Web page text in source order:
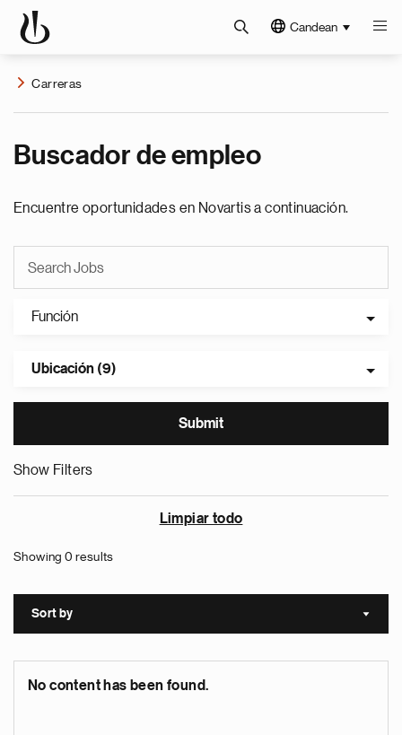
Candean
Carreras
Buscador de empleo
Encuentre oportunidades en Novartis a continuación.
Función
Ubicación (9)
Show Filters
Limpiar todo
Showing 0 results
Sort by Sort
No content has been found.